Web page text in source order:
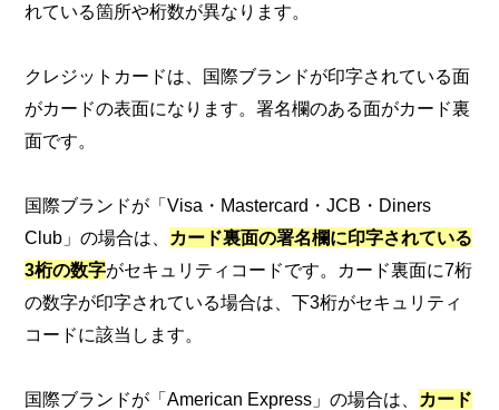
れている箇所や桁数が異なります。
クレジットカードは、国際ブランドが印字されている面
がカードの表面になります。署名欄のある面がカード裏
面です。
国際ブランドが「Visa・Mastercard・JCB・Diners
Club」の場合は、 カード裏面の署名欄に印字されている
3桁の数字がセキュリティコードです。カード裏面に7桁
の数字が印字されている場合は、下3桁がセキュリティ
コードに該当します。
国際ブランドが「American Express」の場合は、 カード